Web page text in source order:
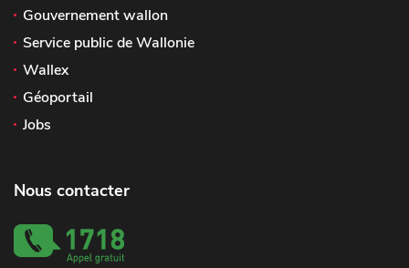
Gouvernement wallon
Service public de Wallonie
Wallex
Géoportail
Jobs
Nous contacter